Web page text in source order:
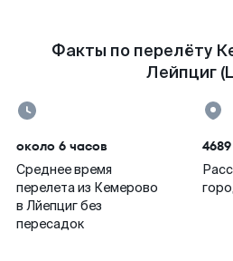
Факты по перелёту
Лейпциг
около 6 часов
Среднее время
перелета из Кемерово
в Лйепциг без
пересадок